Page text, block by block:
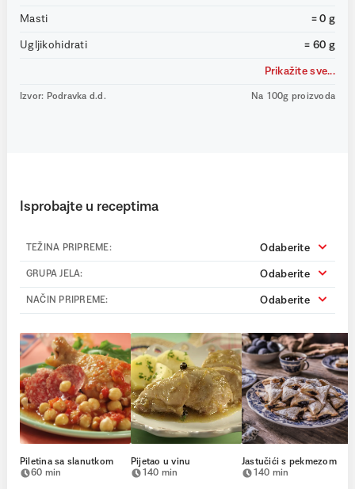
Masti = 0 g
Ugljikohidrati = 60 g
Prikažite sve...
Izvor: Podravka d.d. Na 100g proizvoda
Isprobajte u receptima
TEŽINA PRIPREME: Odaberite
GRUPA JELA: Odaberite
NAČIN PRIPREME: Odaberite
Piletina sa slanutkom
60 min
Pijetao u vinu
140 min
Jastučići s pekmezom
140 min